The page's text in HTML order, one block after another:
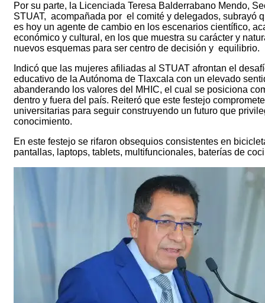
Por su parte, la Licenciada Teresa Balderrabano Mendo,
STUAT, acompañada por el comité y delegados, subrayó
es hoy un agente de cambio en los escenarios científico,
económico y cultural, en los que muestra su carácter y
nuevos esquemas para ser centro de decisión y equilibrio.
Indicó que las mujeres afiliadas al STUAT afrontan el
educativo de la Autónoma de Tlaxcala con un elevado
abanderando los valores del MHIC, el cual se posiciona
dentro y fuera del país. Reiteró que este festejo
universitarias para seguir construyendo un futuro que
conocimiento.
En este festejo se rifaron obsequios consistentes en
pantallas, laptops, tablets, multifuncionales, baterías de